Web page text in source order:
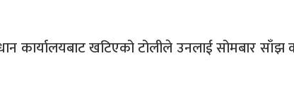
कार्यालयबाट खटिएको टोलीले उनलाई सोमबार साँझ